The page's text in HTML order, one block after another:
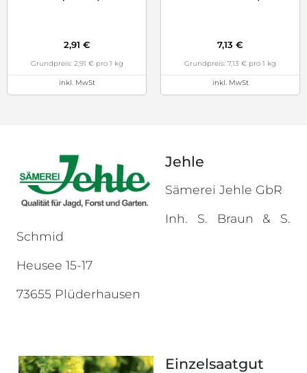
2,91 €
Grundpreis: 2,91 € pro 1 kg
inkl. MwSt
7,13 €
Grundpreis: 7,13 € pro 1 kg
inkl. MwSt
Jehle
Sämerei Jehle GbR
Inh. S. Braun & S.
Schmid
Heusee 15-17
73655 Plüderhausen
Einzelsaatgut